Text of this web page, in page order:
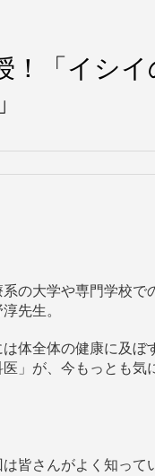
！「イシ
の大学や専門学校で
先生。
体全体の健康に及ぼ
」が、今もっとも気
皆さんがよく知って